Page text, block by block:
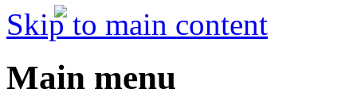
Skip to main content
Main menu